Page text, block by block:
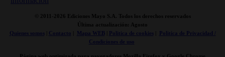
© 2011-2026 Ediciones Mayo S.A. Todos los derechos reservados
Última actualización: Agosto
Quienes somos| Contacto Mapa WEB Politica de cookies|
Politica de Privacidad /
Condiciones de uso